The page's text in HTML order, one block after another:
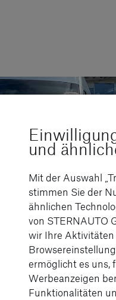
Unsere News von
und
Mit der Auswahl
stimmen Sie der
ähnlichen
von STERNAUTO
wir Ihre
ermöglicht es uns,
Werbeanzeigen
Funktionalitäten